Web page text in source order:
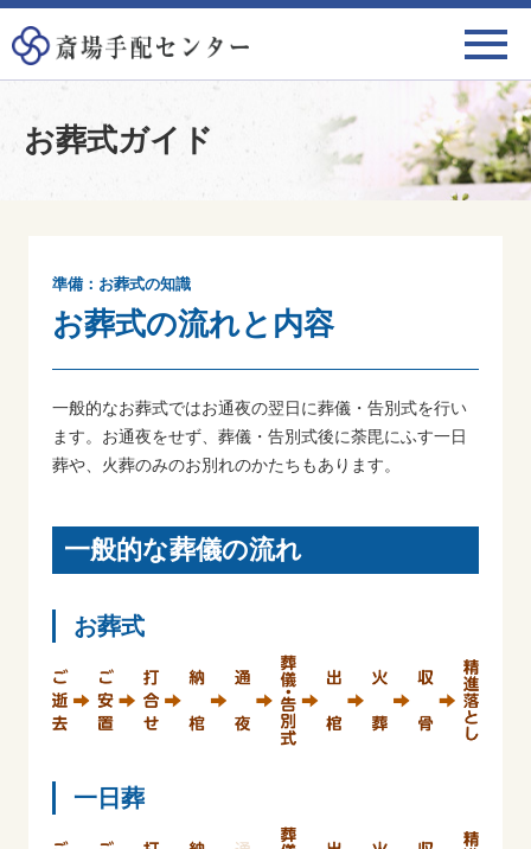
お葬式ガイド
準備：お葬式の知識
お葬式の流れと内容
一般的なお葬式ではお通夜の翌日に葬儀・告別式を行い
ます。お通夜をせず、葬儀・告別式後に荼毘にふす一日
葬や、火葬のみのお別れのかたちもあります。
一般的な葬儀の流れ
お葬式
一日葬